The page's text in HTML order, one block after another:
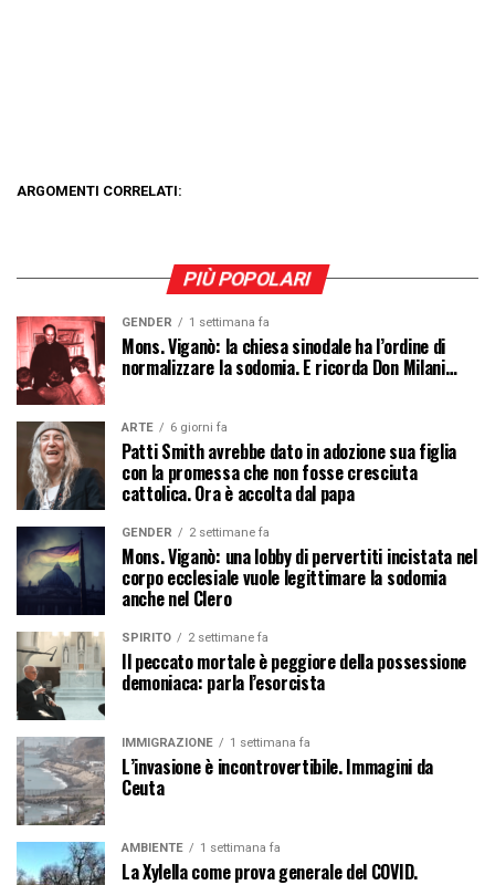
ARGOMENTI CORRELATI:
PIÙ POPOLARI
GENDER 1 settimana fa
Mons. Viganò: la chiesa sinodale ha l’ordine di
normalizzare la sodomia. E ricorda Don Milani…
ARTE 6 giorni fa
Patti Smith avrebbe dato in adozione sua figlia
con la promessa che non fosse cresciuta
cattolica. Ora è accolta dal papa
GENDER 2 settimane fa
Mons. Viganò: una lobby di pervertiti incistata nel
corpo ecclesiale vuole legittimare la sodomia
anche nel Clero
SPIRITO 2 settimane fa
Il peccato mortale è peggiore della possessione
demoniaca: parla l’esorcista
IMMIGRAZIONE 1 settimana fa
L’invasione è incontrovertibile. Immagini da
Ceuta
AMBIENTE 1 settimana fa
La Xylella come prova generale del COVID.